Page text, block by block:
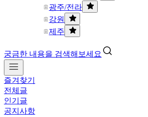
광주/전라
강원
제주
궁금한 내용을 검색해보세요
즐겨찾기
전체글
인기글
공지사항